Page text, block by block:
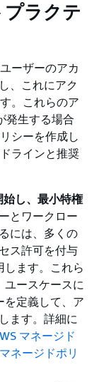
ラクテ
ーザーのアカ
、これにアク
。これらのア
発生する場合
シーを作成し
ラインと推奨
し、最小特権
とワークロー
には、多くの
ス許可を付与
します。これら
ユースケースに
を定義して、ア
ます。詳細に
マネージド
ネージドポリ